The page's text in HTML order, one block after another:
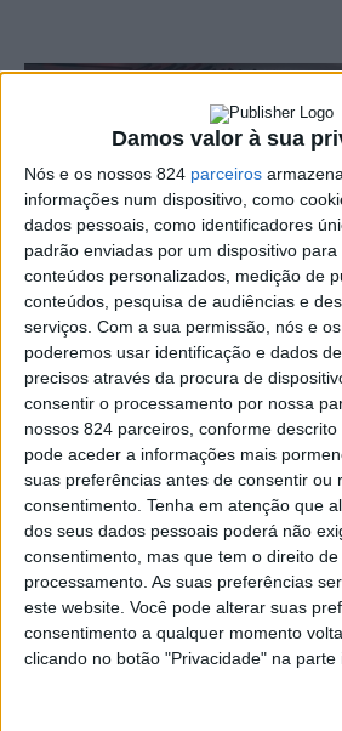
Damos valor à sua
Nós e os nossos 824 parceiros
informações num dispositivo, como
dados pessoais, como identificadores
padrão enviadas por um dispositivo
conteúdos personalizados, medição de
conteúdos, pesquisa de audiências e
serviços. Com a sua permissão, nós e
poderemos usar identificação e dados
precisos através da procura de
consentir o processamento por nossa
nossos 824 parceiros, conforme descrito
pode aceder a informações mais
suas preferências antes de consentir ou
consentimento. Tenha em atenção que
dos seus dados pessoais poderá não
consentimento, mas que tem o direito
processamento. As suas preferências
este website. Você pode alterar suas
consentimento a qualquer momento
clicando no botão "Privacidade" na parte
Na madrugada desta sexta-feira,
registado nas estações da Rede
um sismo de magnitude 2.6 na
epicentro se localizou a cerca de
Oeste de Fronteira.
Este sismo, de acordo com a
pelo Instituto Português do Mar e